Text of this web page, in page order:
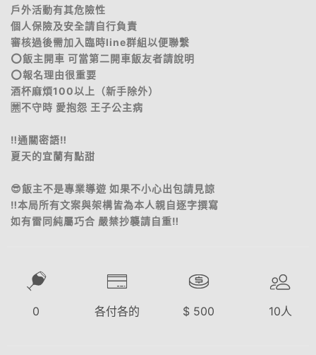
戶外活動有其危險性
個人保險及安全請自行負責
審核過後需加入臨時line群組以便聯繫
⭕️飯主開車 可當第二開車飯友者請說明
⭕️報名理由很重要
酒杯麻煩100以上（新手除外）
🈲️不守時 愛抱怨 王子公主病
‼️通關密語‼️
夏天的宜蘭有點甜
😎飯主不是專業導遊 如果不小心出包請見諒
‼️本局所有文案與架構皆為本人親自逐字撰寫
如有雷同純屬巧合 嚴禁抄襲請自重‼️
0 各付各的 $ 500 10人